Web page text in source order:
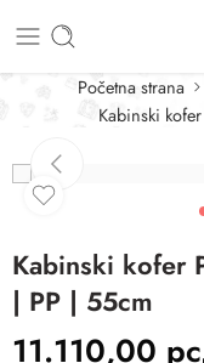
Početna strana
Kabinski
Kabinski kofer
| PP | 55cm
11.110,00